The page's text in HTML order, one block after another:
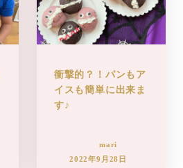
衝撃的？！パンもア
イスも簡単に出来ま
す♪
mari
2022年9月28日